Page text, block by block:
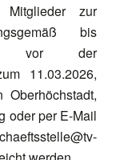
Mitglieder zur
bis
vor der
11.03.2026,
Oberhöchstadt,
oder per E-Mail